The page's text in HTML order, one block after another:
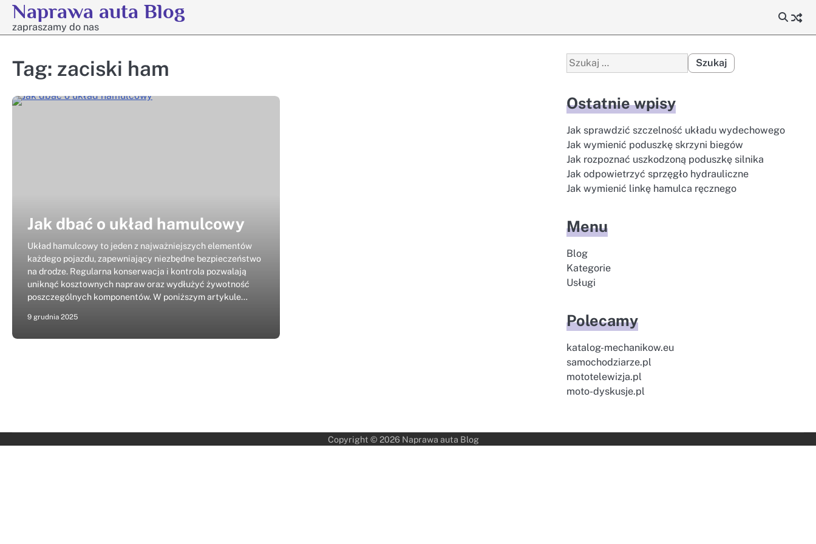
Skip
content
Naprawa auta Blog
zapraszamy do nas
Tag: zaciski ham
Jak dbać o układ hamulcowy
Układ hamulcowy to jeden z najważniejszych elementów
każdego pojazdu, zapewniający niezbędne bezpieczeństwo
na drodze. Regularna konserwacja i kontrola pozwalają
uniknąć kosztownych napraw oraz wydłużyć żywotność
poszczególnych komponentów. W poniższym artykule…
9 grudnia 2025
Szukaj:
Ostatnie wpisy
Jak sprawdzić szczelność układu wydechowego
Jak wymienić poduszkę skrzyni biegów
Jak rozpoznać uszkodzoną poduszkę silnika
Jak odpowietrzyć sprzęgło hydrauliczne
Jak wymienić linkę hamulca ręcznego
Menu
Blog
Kategorie
Usługi
Polecamy
katalog-mechanikow.eu
samochodziarze.pl
mototelewizja.pl
moto-dyskusje.pl
Copyright © 2026 Naprawa auta Blog